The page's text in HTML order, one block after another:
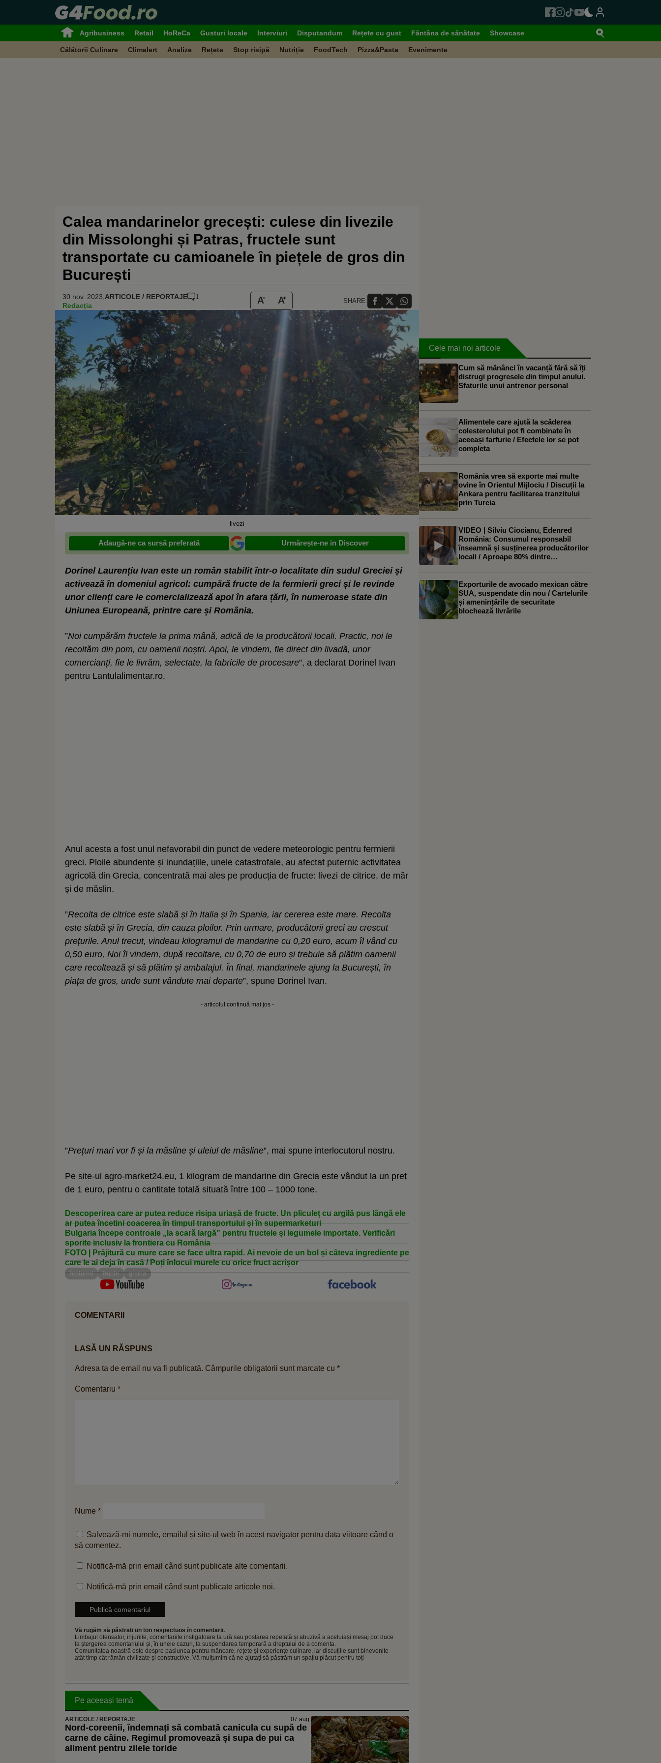
Agribusiness Retail HoReCa Gusturi locale Interviuri Disputandum Rețete cu gust Fântâna de sănătate Showcase
Călătorii Culinare Climalert Analize Rețete Stop risipă Nutriție FoodTech Pizza&Pasta Evenimente
Calea mandarinelor grecești: culese din livezile
din Missolonghi și Patras, fructele sunt
transportate cu camioanele în piețele de gros din
București
30 nov. 2023, ARTICOLE / REPORTAJE
1
Redacția
SHARE:
livezi
Adaugă-ne ca sursă preferată Urmărește-ne in Discover
Dorinel Laurențiu Ivan este un român stabilit într-o localitate din sudul Greciei și
activează în domeniul agricol: cumpără fructe de la fermierii greci și le revinde
unor clienți care le comercializează apoi în afara țării, în numeroase state din
Uniunea Europeană, printre care și România.
”Noi cumpărăm fructele la prima mână, adică de la producătorii locali. Practic, noi le
recoltăm din pom, cu oamenii noștri. Apoi, le vindem, fie direct din livadă, unor
comercianți, fie le livrăm, selectate, la fabricile de procesare”, a declarat Dorinel Ivan
pentru Lantulalimentar.ro.
Anul acesta a fost unul nefavorabil din punct de vedere meteorologic pentru fermierii
greci. Ploile abundente și inundațiile, unele catastrofale, au afectat puternic activitatea
agricolă din Grecia, concentrată mai ales pe producția de fructe: livezi de citrice, de măr
și de măslin.
”Recolta de citrice este slabă și în Italia și în Spania, iar cererea este mare. Recolta
este slabă și în Grecia, din cauza ploilor. Prin urmare, producătorii greci au crescut
prețurile. Anul trecut, vindeau kilogramul de mandarine cu 0,20 euro, acum îl vând cu
0,50 euro, Noi îl vindem, după recoltare, cu 0,70 de euro și trebuie să plătim oamenii
care recoltează și să plătim și ambalajul. În final, mandarinele ajung la București, în
piața de gros, unde sunt vândute mai departe”, spune Dorinel Ivan.
- articolul continuă mai jos -
”Prețuri mari vor fi și la măsline și uleiul de măsline”, mai spune interlocutorul nostru.
Pe site-ul agro-market24.eu, 1 kilogram de mandarine din Grecia este vândut la un preț
de 1 euro, pentru o cantitate totală situată între 100 – 1000 tone.
Descoperirea care ar putea reduce risipa uriașă de fructe. Un pliculeț cu argilă pus lângă ele
ar putea încetini coacerea în timpul transportului și în supermarketuri
Bulgaria începe controale „la scară largă” pentru fructele și legumele importate. Verificări
sporite inclusiv la frontiera cu România
FOTO | Prăjitură cu mure care se face ultra rapid. Ai nevoie de un bol și câteva ingrediente pe
care le ai deja în casă / Poți înlocui murele cu orice fruct acrișor
featured fructe grecia
COMENTARII
LASĂ UN RĂSPUNS
Adresa ta de email nu va fi publicată. Câmpurile obligatorii sunt marcate cu *
Comentariu *
Nume *
Salvează-mi numele, emailul și site-ul web în acest navigator pentru data viitoare când o
să comentez.
Notifică-mă prin email când sunt publicate alte comentarii.
Notifică-mă prin email când sunt publicate articole noi.
Vă rugăm să păstrați un ton respectuos în comentarii.
Limbajul ofensator, injuriile, comentariile instigatoare la ură sau postarea repetată și abuzivă a aceluiași mesaj pot duce
la ștergerea comentariului și, în unele cazuri, la suspendarea temporară a dreptului de a comenta.
Comunitatea noastră este despre pasiunea pentru mâncare, rețete și experiențe culinare, iar discuțiile sunt binevenite
atât timp cât rămân civilizate și constructive. Vă mulțumim că ne ajutați să păstrăm un spațiu plăcut pentru toți
Pe aceeași temă
ARTICOLE / REPORTAJE 07 aug.
Nord-coreenii, îndemnați să combată canicula cu supă de
carne de câine. Regimul promovează și supa de pui ca
aliment pentru zilele toride
Cele mai noi articole
Cum să mănânci în vacanță fără să îți
distrugi progresele din timpul anului.
Sfaturile unui antrenor personal
Alimentele care ajută la scăderea
colesterolului pot fi combinate în
aceeași farfurie / Efectele lor se pot
completa
România vrea să exporte mai multe
ovine în Orientul Mijlociu / Discuții la
Ankara pentru facilitarea tranzitului
prin Turcia
VIDEO | Silviu Ciocianu, Edenred
România: Consumul responsabil
înseamnă și susținerea producătorilor
locali / Aproape 80% dintre
cererii pentru produse locale
Exporturile de avocado mexican către
SUA, suspendate din nou / Cartelurile
și amenințările de securitate
blochează livrările